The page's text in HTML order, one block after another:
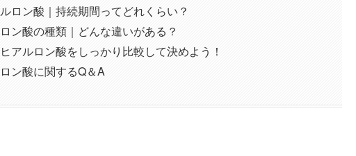
ロン酸｜持続期間ってどれくらい？
ン酸の種類｜どんな違いがある？
アルロン酸をしっかり比較して決めよう！
ン酸に関するQ＆A